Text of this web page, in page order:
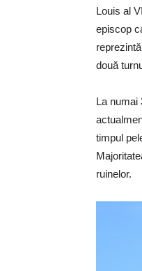
Louis al
episcop
două
La numai
timpul
ruinelor.